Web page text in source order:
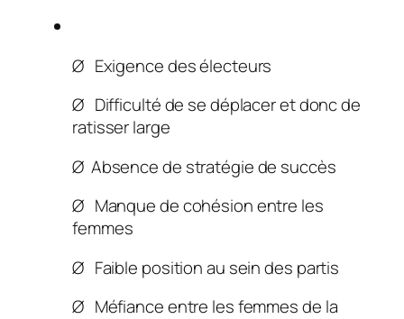
Ø Exigence des électeurs
Ø Difficulté de se déplacer et donc de
ratisser large
Ø Absence de stratégie de succès
Ø Manque de cohésion entre les
femmes
Ø Faible position au sein des partis
Ø Méfiance entre les femmes de la